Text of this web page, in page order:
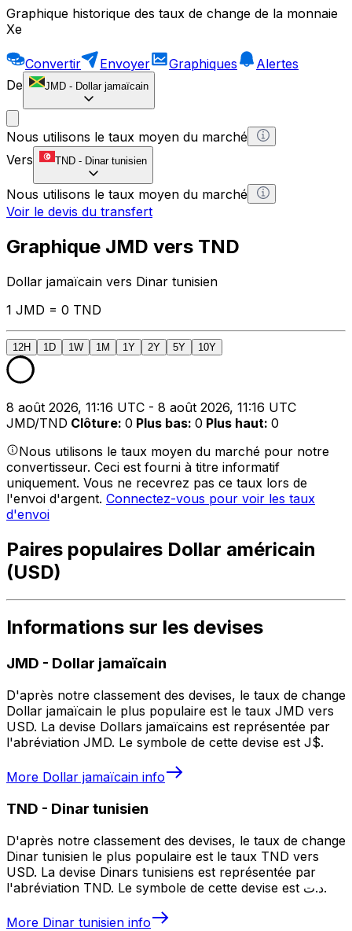
Graphique historique des taux de change de la monnaie
Xe
Convertir Envoyer Graphiques
Alertes
De
JMD - Dollar jamaïcain
Nous utilisons le taux moyen du marché
Vers
TND - Dinar tunisien
Nous utilisons le taux moyen du marché
Voir le devis du transfert
Graphique JMD vers TND
Dollar jamaïcain vers Dinar tunisien
1 JMD = 0 TND
12H 1D 1W 1M 1Y 2Y 5Y 10Y
8 août 2026, 11:16 UTC - 8 août 2026, 11:16 UTC
JMD/TND Clôture: 0 Plus bas: 0 Plus haut: 0
Nous utilisons le taux moyen du marché pour notre
convertisseur. Ceci est fourni à titre informatif
uniquement. Vous ne recevrez pas ce taux lors de
l'envoi d'argent. Connectez-vous pour voir les taux
d'envoi
Paires populaires Dollar américain
(USD)
Informations sur les devises
JMD - Dollar jamaïcain
D'après notre classement des devises, le taux de change
Dollar jamaïcain le plus populaire est le taux JMD vers
USD. La devise Dollars jamaïcains est représentée par
l'abréviation JMD. Le symbole de cette devise est J$.
More Dollar jamaïcain info
TND - Dinar tunisien
D'après notre classement des devises, le taux de change
Dinar tunisien le plus populaire est le taux TND vers
USD. La devise Dinars tunisiens est représentée par
l'abréviation TND. Le symbole de cette devise est د.ت.
More Dinar tunisien info